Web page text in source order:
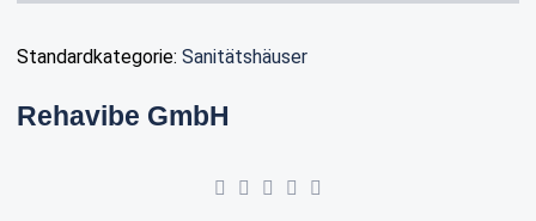
Standardkategorie: Sanitätshäuser
Rehavibe GmbH